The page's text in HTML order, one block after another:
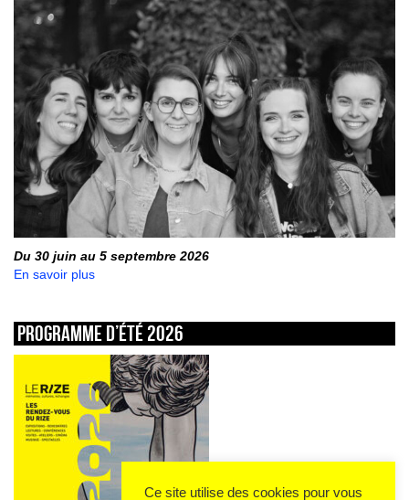
Du 30 juin au 5 septembre 2026
En savoir plus
Programme d’été 2026
Ce site utilise des cookies pour vous